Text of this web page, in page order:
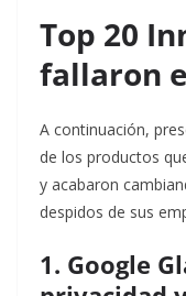
Top 20
fallaron
A continuación,
de los productos
y acabaron
despidos de sus
1. Google